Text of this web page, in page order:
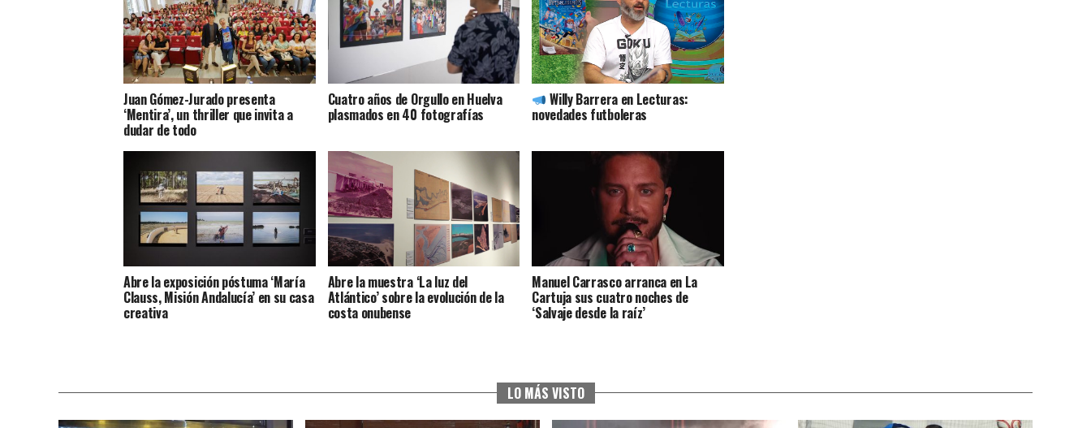
Juan Gómez-Jurado presenta
‘Mentira’, un thriller que invita a
dudar de todo
Cuatro años de Orgullo en Huelva
plasmados en 40 fotografías
Willy Barrera en Lecturas:
novedades futboleras
Abre la exposición póstuma ‘María
Clauss, Misión Andalucía’ en su casa
creativa
Abre la muestra ‘La luz del
Atlántico’ sobre la evolución de la
costa onubense
Manuel Carrasco arranca en La
Cartuja sus cuatro noches de
‘Salvaje desde la raíz’
LO MÁS VISTO